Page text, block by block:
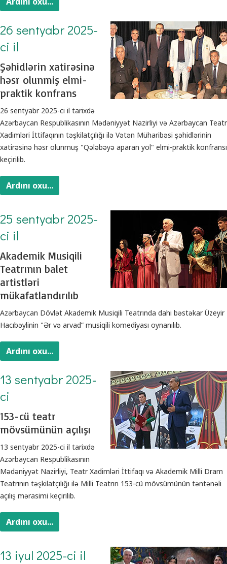
26 sentyabr 2025-
ci il
Şəhidlərin xatirəsinə
həsr olunmiş elmi-
praktik konfrans
26 sentyabr 2025-ci il tarixdə
Azərbaycan Respublikasının Mədəniyyət Nazirliyi və Azərbaycan Teatr
Xadimləri İttifaqının təşkilatçılığı ilə Vətən Müharibəsi şəhidlərinin
xatirəsinə həsr olunmuş "Qələbəyə aparan yol" elmi-praktik konfransı
keçirilib.
Ardını oxu...
25 sentyabr 2025-
ci il
Akademik Musiqili
Teatrının balet
artistləri
mükafatlandırılıb
Azərbaycan Dövlət Akademik Musiqili Teatrında dahi bəstəkar Üzeyir
Hacıbəylinin "Ər və arvad” musiqili komediyası oynanılıb.
Ardını oxu...
13 sentyabr 2025-
ci
153-cü teatr
mövsümünün açılışı
13 sentyabr 2025-ci il tarixdə
Azərbaycan Respublikasının
Mədəniyyət Nazirliyi, Teatr Xadimləri İttifaqı və Akademik Milli Dram
Teatrının təşkilatçılığı ilə Milli Teatrın 153-cü mövsümünün təntənəli
açılış mərasimi keçirilib.
Ardını oxu...
13 iyul 2025-ci il